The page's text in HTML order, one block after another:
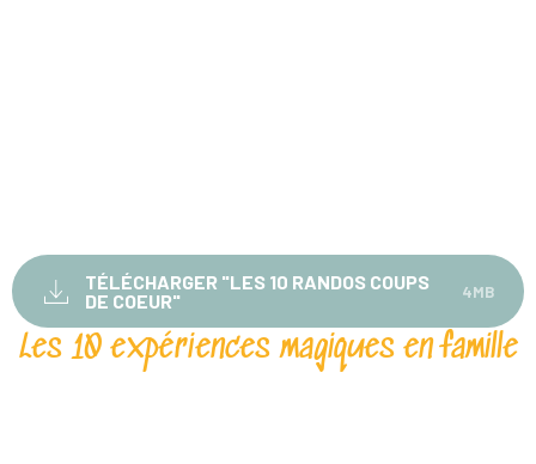
TÉLÉCHARGER "LES 10 RANDOS COUPS
DE COEUR"
4MB
Les 10 expériences magiques en famille